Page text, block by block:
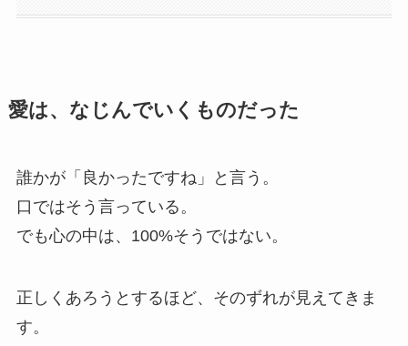
愛は、なじんでいくものだった
誰かが「良かったですね」と言う。
口ではそう言っている。
でも心の中は、100%そうではない。
正しくあろうとするほど、そのずれが見えてきま
す。